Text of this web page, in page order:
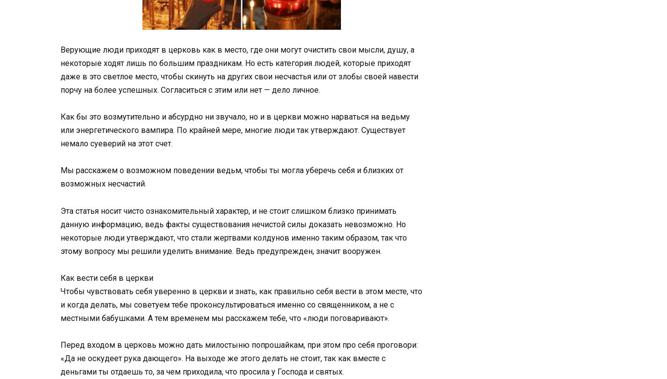
Верующие люди приходят в церковь как в место, где они могут очистить свои мысли, душу, а
некоторые ходят лишь по большим праздникам. Но есть категория людей, которые приходят
даже в это светлое место, чтобы скинуть на других свои несчастья или от злобы своей навести
порчу на более успешных. Согласиться с этим или нет — дело личное.
Как бы это возмутительно и абсурдно ни звучало, но и в церкви можно нарваться на ведьму
или энергетического вампира. По крайней мере, многие люди так утверждают. Существует
немало суеверий на этот счет.
Мы расскажем о возможном поведении ведьм, чтобы ты могла уберечь себя и близких от
возможных несчастий.
Эта статья носит чисто ознакомительный характер, и не стоит слишком близко принимать
данную информацию, ведь факты существования нечистой силы доказать невозможно. Но
некоторые люди утверждают, что стали жертвами колдунов именно таким образом, так что
этому вопросу мы решили уделить внимание. Ведь предупрежден, значит вооружен.
Как вести себя в церкви
Чтобы чувствовать себя уверенно в церкви и знать, как правильно себя вести в этом месте, что
и когда делать, мы советуем тебе проконсультироваться именно со священником, а не с
местными бабушками. А тем временем мы расскажем тебе, что «люди поговаривают».
Перед входом в церковь можно дать милостыню попрошайкам, при этом про себя проговори:
«Да не оскудеет рука дающего». На выходе же этого делать не стоит, так как вместе с
деньгами ты отдаешь то, за чем приходила, что просила у Господа и святых.